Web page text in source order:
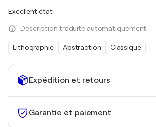
Expédition et retours
Garantie et paiement
Excellent état
Description traduite automatiquement.
Lithographie Abstraction Classique